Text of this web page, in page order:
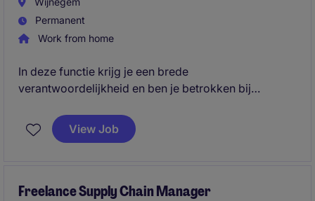
Permanent
Work from home
In deze functie krijg je een brede
verantwoordelijkheid en ben je betrokken bij
samen met interne afdelingen, leveranciers,
onderaannemers en logistieke partners om ervoor te
View Job
Freelance Supply Chain Manager